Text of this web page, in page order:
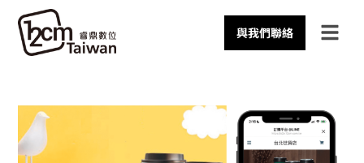
與我們聯絡